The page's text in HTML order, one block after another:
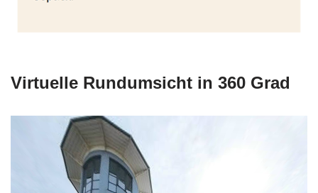
Virtuelle Rundumsicht in 360 Grad